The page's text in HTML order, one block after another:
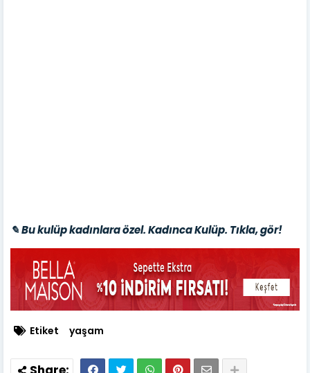
✎ Bu kulüp kadınlara özel. Kadınca Kulüp. Tıkla, gör!
Etiket yaşam